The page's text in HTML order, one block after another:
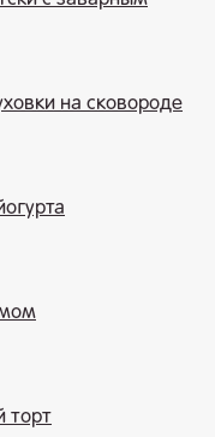
на сковороде
торт